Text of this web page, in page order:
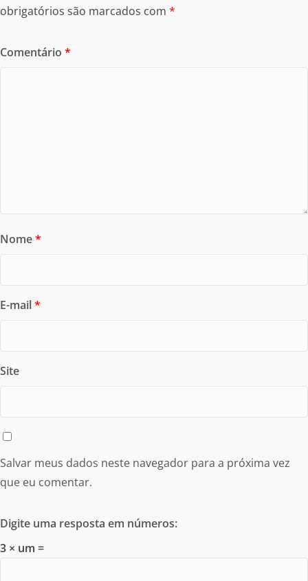
obrigatórios são marcados com *
Comentário *
Nome*
E-mail*
Site
Salvar meus dados neste navegador para a próxima vez
que eu comentar.
Digite uma resposta em números:
3 × um =